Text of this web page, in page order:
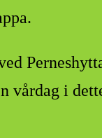
vårdag i